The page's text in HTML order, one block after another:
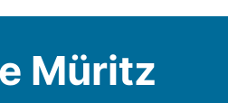
Müritz